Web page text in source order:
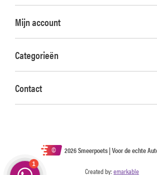
Mijn account
Categorieën
Contact
© 2026 Smeerpoets | Voor de echte
Created by: emarkable